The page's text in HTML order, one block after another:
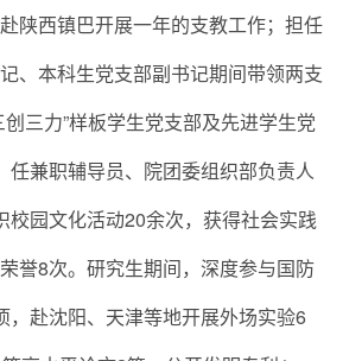
陕西镇巴开展一年的支教工作；担任
、本科生党支部副书记期间带领两支
三力”样板学生党支部及先进学生党
任兼职辅导员、院团委组织部负责人
校园文化活动20余次，获得社会实践
誉8次。研究生期间，深度参与国防
，赴沈阳、天津等地开展外场实验6